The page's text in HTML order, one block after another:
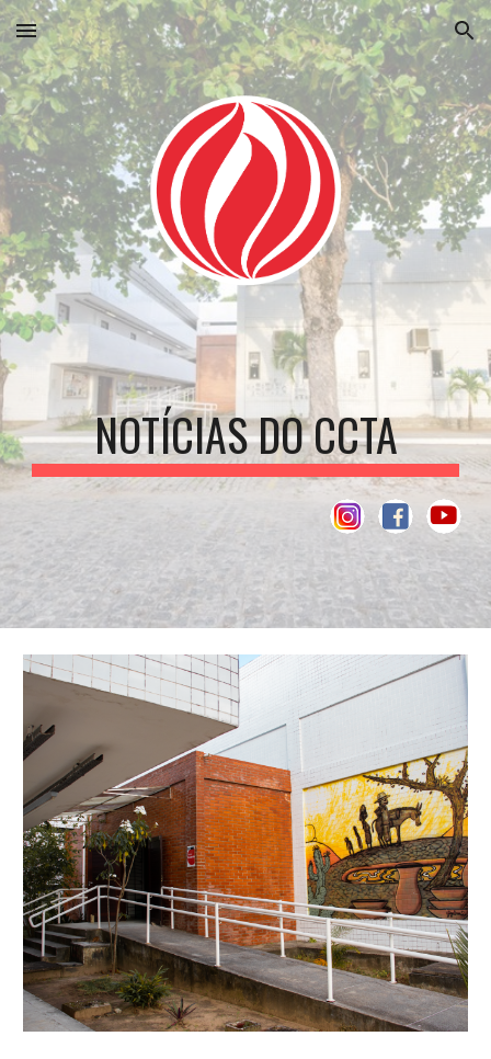
Skip to main content Skip to navigation
NOTÍCIAS DO CCTA